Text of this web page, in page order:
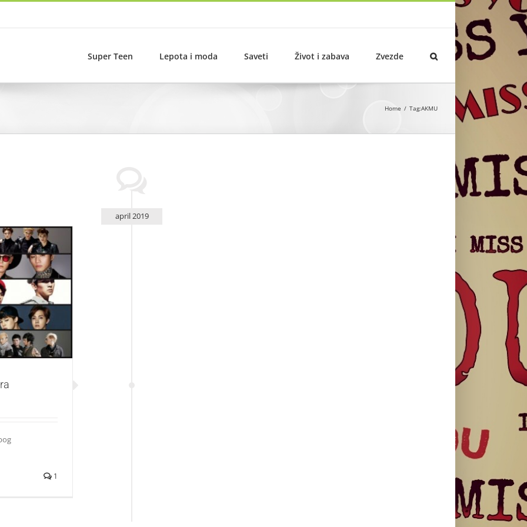
Super Teen Lepota i moda Saveti Život i zabava Zvezde
Home Tag:AKMU
april 2019
1